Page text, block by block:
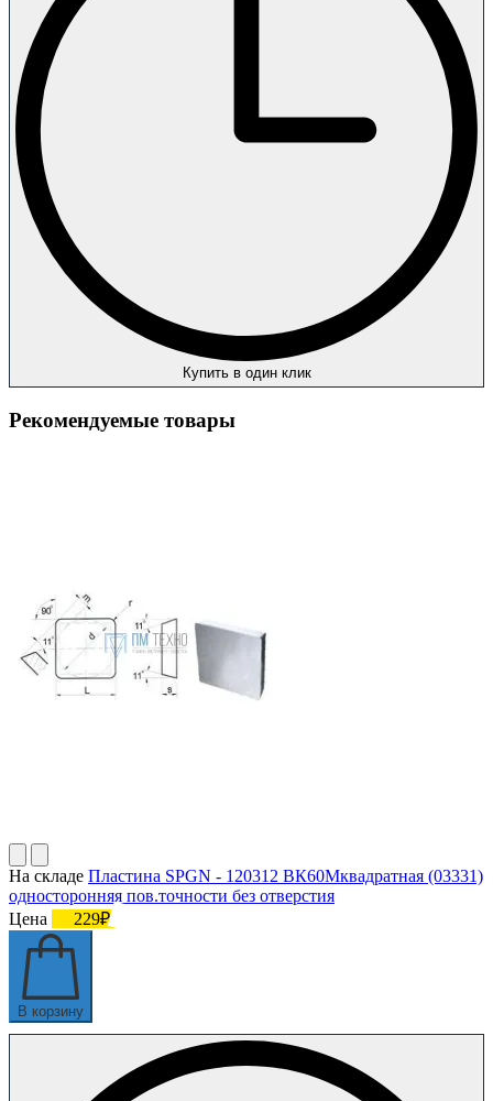
Купить в один клик
Рекомендуемые товары
На складе Пластина SPGN - 120312 ВК60Мквадратная (03331)
односторонняя пов.точности без отверстия
Цена
229₽
В корзину